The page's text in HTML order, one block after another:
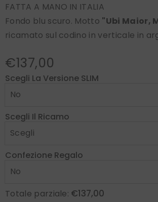
FATTA A MANO IN ITALIA
Fondo blu scuro. Motto "Ubi Maior,
ricamato sul codino in verticale in
€137,00
Scegli La Versione SLIM
Scegli Il Ricamo
Confezione Regalo
Totale parziale: €137,00